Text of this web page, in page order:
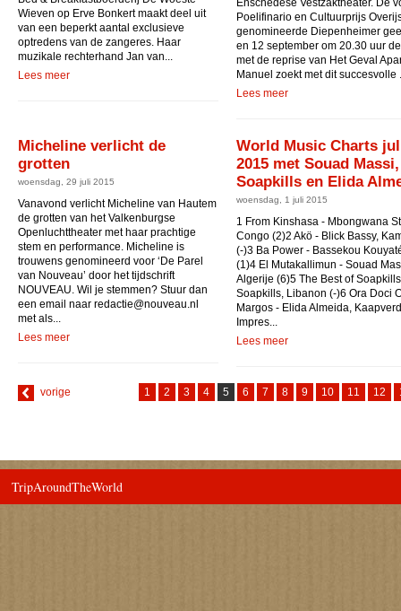
Wieven op Erve Bonkert maakt deel uit
van een beperkt aantal exclusieve
optredens van de zangeres. Haar
muzikale rechterhand Jan van...
Lees meer
Enschedese Vestzaktheater. De
Poelifinario en Cultuurprijs
genomineerde Diepenheimer
en 12 september om 20.30 uur
met de reprise van Het Geval
Manuel zoekt met dit succesvolle
Lees meer
Micheline verlicht de
grotten
woensdag, 29 juli 2015
Vanavond verlicht Micheline van Hautem
de grotten van het Valkenburgse
Openluchttheater met haar prachtige
stem en performance. Micheline is
trouwens genomineerd voor ‘De Parel
van Nouveau’ door het tijdschrift
NOUVEAU. Wil je stemmen? Stuur dan
een email naar redactie@nouveau.nl
met als...
Lees meer
World Music Charts
2015 met Souad Massi,
Soapkills en Elida
woensdag, 1 juli 2015
1 From Kinshasa - Mbongwana
Congo (2)2 Akö - Blick Bassy,
(-)3 Ba Power - Bassekou
(1)4 El Mutakallimun - Souad
Algerije (6)5 The Best of
Soapkills, Libanon (-)6 Ora Doci
Margos - Elida Almeida,
Impres...
Lees meer
vorige 1 2 3 4 5 6 7 8 9 10 11 12
TripAroundTheWorld